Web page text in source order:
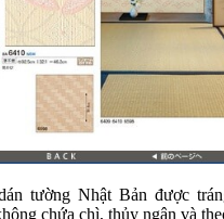
tường Nhật Bản được
chứa chì, thủy ngân và